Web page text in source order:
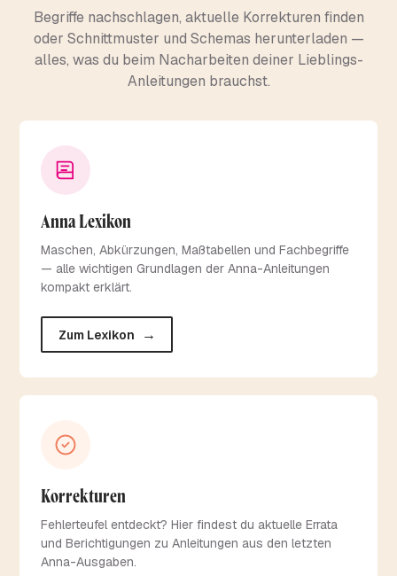
Begriffe nachschlagen, aktuelle Korrekturen finden
oder Schnittmuster und Schemas herunterladen —
alles, was du beim Nacharbeiten deiner Lieblings-
Anleitungen brauchst.
Anna Lexikon
Maschen, Abkürzungen, Maßtabellen und Fachbegriffe
— alle wichtigen Grundlagen der Anna-Anleitungen
kompakt erklärt.
Zum Lexikon →
Korrekturen
Fehlerteufel entdeckt? Hier findest du aktuelle Errata
und Berichtigungen zu Anleitungen aus den letzten
Anna-Ausgaben.